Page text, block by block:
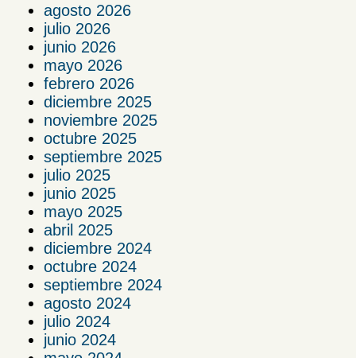
agosto 2026
julio 2026
junio 2026
mayo 2026
febrero 2026
diciembre 2025
noviembre 2025
octubre 2025
septiembre 2025
julio 2025
junio 2025
mayo 2025
abril 2025
diciembre 2024
octubre 2024
septiembre 2024
agosto 2024
julio 2024
junio 2024